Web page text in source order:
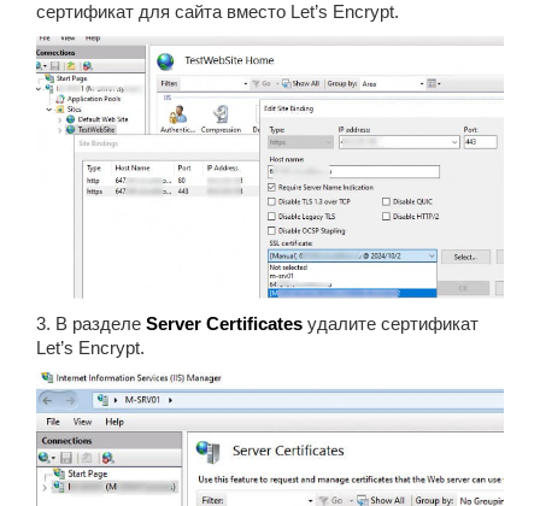
сертификат для сайта вместо Let’s Encrypt.
3. В разделе Server Certificates удалите сертификат
Let’s Encrypt.